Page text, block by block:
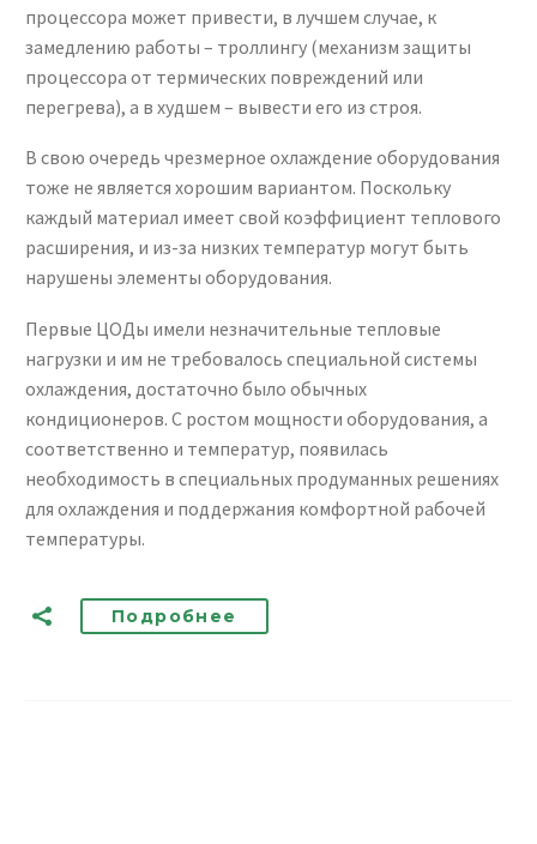
процессора может привести, в лучшем случае, к
замедлению работы – троллингу (механизм защиты
процессора от термических повреждений или
перегрева), а в худшем – вывести его из строя.
В свою очередь чрезмерное охлаждение оборудования
тоже не является хорошим вариантом. Поскольку
каждый материал имеет свой коэффициент теплового
расширения, и из-за низких температур могут быть
нарушены элементы оборудования.
Первые ЦОДы имели незначительные тепловые
нагрузки и им не требовалось специальной системы
охлаждения, достаточно было обычных
кондиционеров. С ростом мощности оборудования, а
соответственно и температур, появилась
необходимость в специальных продуманных решениях
для охлаждения и поддержания комфортной рабочей
температуры.
Подробнее